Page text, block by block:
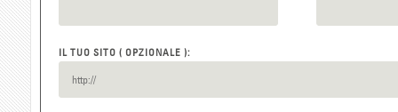
IL TUO SITO ( OPZIONALE ):